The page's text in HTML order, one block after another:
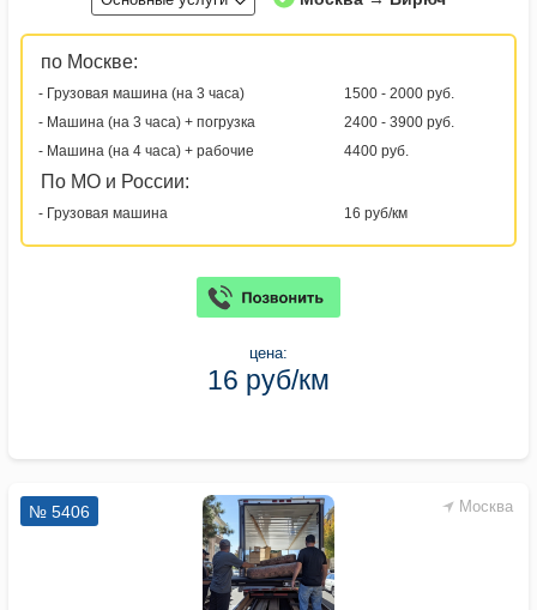
по Москве:
- Грузовая машина (на 3 часа)
1500 - 2000 руб.
- Машина (на 3 часа) + погрузка
2400 - 3900 руб.
- Машина (на 4 часа) + рабочие
4400 руб.
По МО и России:
- Грузовая машина 16 руб/км
цена:
16 руб/км
Москва
№ 5406